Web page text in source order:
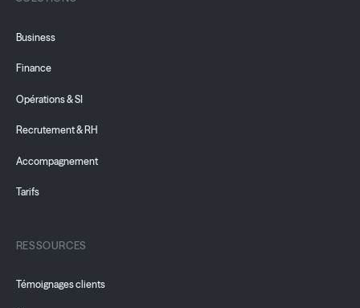
Business
Finance
Opérations & SI
Recrutement & RH
Accompagnement
Tarifs
RESSOURCES
Témoignages clients